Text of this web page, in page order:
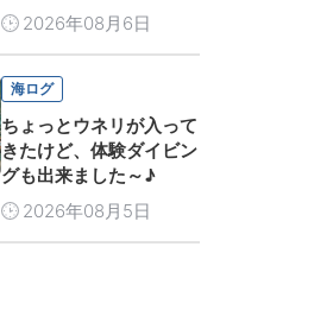
2026年08月6日
海ログ
ちょっとウネリが入って
きたけど、体験ダイビン
グも出来ました～♪
2026年08月5日